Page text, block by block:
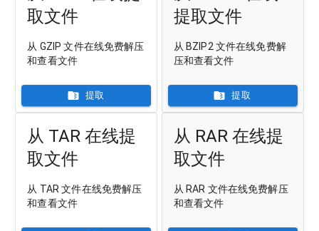
取文件
从 GZIP 文件在线免费解压
和查看文件
提取
提取文件
从 BZIP2 文件在线免费解
压和查看文件
提取
从 TAR 在线提
取文件
从 TAR 文件在线免费解压
和查看文件
从 RAR 在线提
取文件
从 RAR 文件在线免费解压
和查看文件